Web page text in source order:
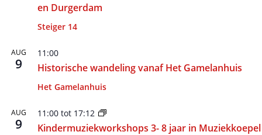
en Durgerdam
Steiger 14
AUG
9
11:00
Historische wandeling vanaf Het Gamelanhuis
Het Gamelanhuis
AUG
9
11:00 tot 17:12
Kindermuziekworkshops 3- 8 jaar in Muziekkoepel